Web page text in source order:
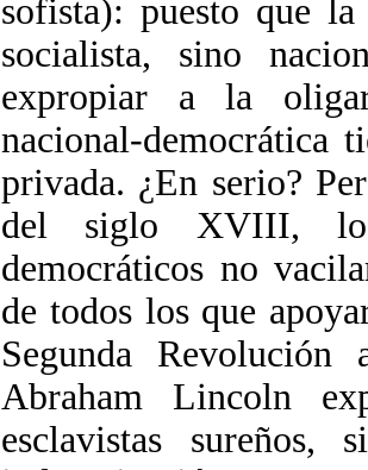
sofista): puesto que
socialista, sino
expropiar a la
nacional-democrática
privada. ¿En serio?
del siglo XVIII, los
democráticos no
de todos los que
Segunda
Abraham Lincoln
esclavistas